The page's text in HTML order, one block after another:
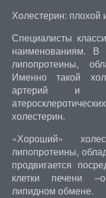
Холестерин: плохой
Специалисты
наименованиям. В
липопротеины,
Именно такой
артерий и
холестерин.
«Хороший»
липопротеины,
продвигается
клетки печени
липидном обмене.